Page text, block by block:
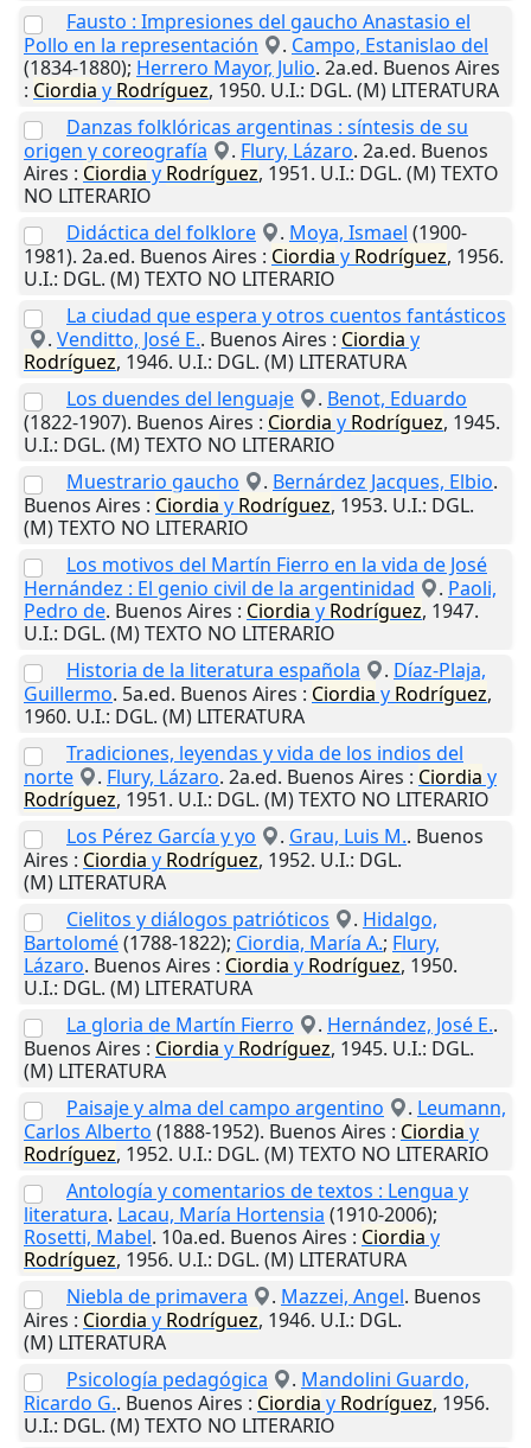
Fausto : Impresiones del gaucho Anastasio el
Pollo en la representación
. Campo, Estanislao del
(1834-1880); Herrero Mayor, Julio. 2a.ed. Buenos Aires
: Ciordia y Rodríguez, 1950. U.I.: DGL. (M) LITERATURA
Danzas folklóricas argentinas : síntesis de su
origen y coreografía
. Flury, Lázaro. 2a.ed. Buenos
Aires : Ciordia y Rodríguez, 1951. U.I.: DGL. (M) TEXTO
NO LITERARIO
Didáctica del folklore
. Moya, Ismael (1900-
1981). 2a.ed. Buenos Aires : Ciordia y Rodríguez, 1956.
U.I.: DGL. (M) TEXTO NO LITERARIO
La ciudad que espera y otros cuentos fantásticos
. Venditto, José E.. Buenos Aires : Ciordia y
Rodríguez, 1946. U.I.: DGL. (M) LITERATURA
Los duendes del lenguaje
. Benot, Eduardo
(1822-1907). Buenos Aires : Ciordia y Rodríguez, 1945.
U.I.: DGL. (M) TEXTO NO LITERARIO
Muestrario gaucho
. Bernárdez Jacques, Elbio.
Buenos Aires : Ciordia y Rodríguez, 1953. U.I.: DGL.
(M) TEXTO NO LITERARIO
Los motivos del Martín Fierro en la vida de José
Hernández : El genio civil de la argentinidad
. Paoli,
Pedro de. Buenos Aires : Ciordia y Rodríguez, 1947.
U.I.: DGL. (M) TEXTO NO LITERARIO
Historia de la literatura española
. Díaz-Plaja,
Guillermo. 5a.ed. Buenos Aires : Ciordia y Rodríguez,
1960. U.I.: DGL. (M) LITERATURA
Tradiciones, leyendas y vida de los indios del
norte
. Flury, Lázaro. 2a.ed. Buenos Aires : Ciordia y
Rodríguez, 1951. U.I.: DGL. (M) TEXTO NO LITERARIO
Los Pérez García y yo
. Grau, Luis M.. Buenos
Aires : Ciordia y Rodríguez, 1952. U.I.: DGL.
(M) LITERATURA
Cielitos y diálogos patrióticos
. Hidalgo,
Bartolomé(1788-1822); Ciordia, María A.; Flury,
Lázaro. Buenos Aires : Ciordia y Rodríguez, 1950.
U.I.: DGL. (M) LITERATURA
La gloria de Martín Fierro
. Hernández, José E..
Buenos Aires : Ciordia y Rodríguez, 1945. U.I.: DGL.
(M) LITERATURA
Paisaje y alma del campo argentino
. Leumann,
Carlos Alberto (1888-1952). Buenos Aires : Ciordia y
Rodríguez, 1952. U.I.: DGL. (M) TEXTO NO LITERARIO
Antología y comentarios de textos : Lengua y
literatura. Lacau, María Hortensia (1910-2006);
Rosetti, Mabel. 10a.ed. Buenos Aires : Ciordia y
Rodríguez, 1956. U.I.: DGL. (M) LITERATURA
Niebla de primavera
. Mazzei, Angel. Buenos
Aires : Ciordia y Rodríguez, 1946. U.I.: DGL.
(M) LITERATURA
Psicología pedagógica
. Mandolini Guardo,
Ricardo G.. Buenos Aires : Ciordia y Rodríguez, 1956.
U.I.: DGL. (M) TEXTO NO LITERARIO